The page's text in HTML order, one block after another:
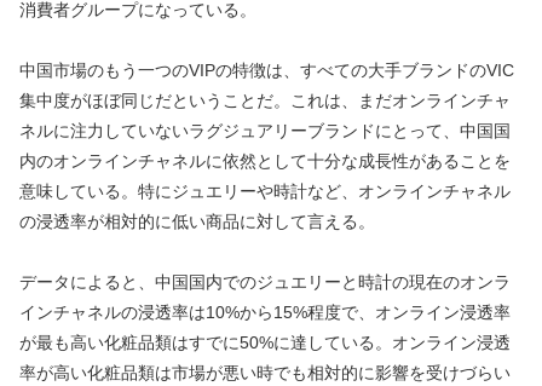
消費者グループになっている。
中国市場のもう一つのVIPの特徴は、すべての大手ブランドのVIC
集中度がほぼ同じだということだ。これは、まだオンラインチャ
ネルに注力していないラグジュアリーブランドにとって、中国国
内のオンラインチャネルに依然として十分な成長性があることを
意味している。特にジュエリーや時計など、オンラインチャネル
の浸透率が相対的に低い商品に対して言える。
データによると、中国国内でのジュエリーと時計の現在のオンラ
インチャネルの浸透率は10%から15%程度で、オンライン浸透率
が最も高い化粧品類はすでに50%に達している。オンライン浸透
率が高い化粧品類は市場が悪い時でも相対的に影響を受けづらい